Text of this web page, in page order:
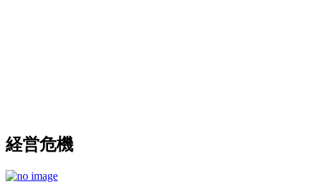
経営危機